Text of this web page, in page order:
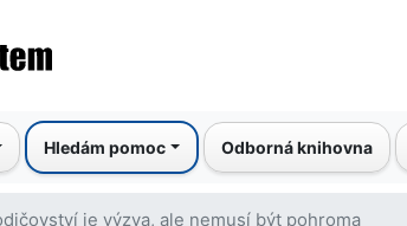
Hledám pomoc Odborná knihovna
je výzva, ale nemusí být pohroma